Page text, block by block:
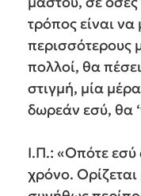
τρόπος είναι
περισσότερους
πολλοί, θα
στιγμή, μία
δωρεάν εσύ, θα
Ι.Π.: «Οπότε εσύ
χρόνο.